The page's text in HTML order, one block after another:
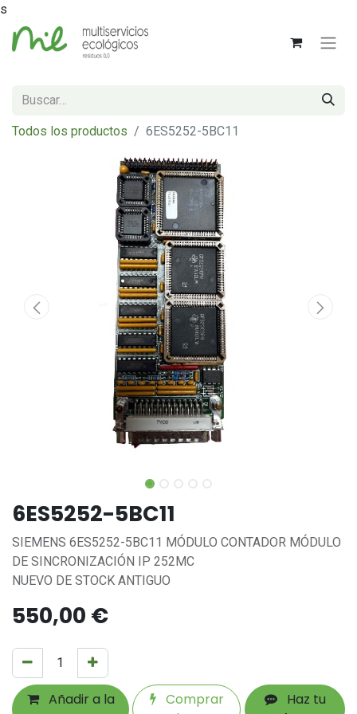
s
Todos los productos 6ES5252-5BC11
6ES5252-5BC11
SIEMENS 6ES5252-5BC11 MÓDULO CONTADOR MÓDULO
DE SINCRONIZACIÓN IP 252MC
NUEVO DE STOCK ANTIGUO
550,00 €
Añadir a la
Comprar
Haz tu